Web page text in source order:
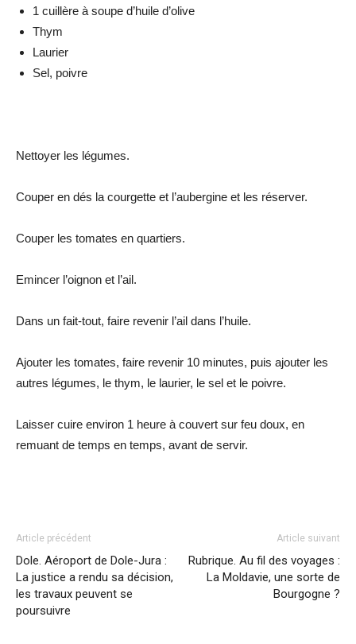
1 cuillère à soupe d’huile d’olive
Thym
Laurier
Sel, poivre
Nettoyer les légumes.
Couper en dés la courgette et l’aubergine et les réserver.
Couper les tomates en quartiers.
Emincer l’oignon et l’ail.
Dans un fait-tout, faire revenir l’ail dans l’huile.
Ajouter les tomates, faire revenir 10 minutes, puis ajouter les
autres légumes, le thym, le laurier, le sel et le poivre.
Laisser cuire environ 1 heure à couvert sur feu doux, en
remuant de temps en temps, avant de servir.
Article précédent
Dole. Aéroport de Dole-Jura :
La justice a rendu sa décision,
les travaux peuvent se
poursuivre
Article suivant
Rubrique. Au fil des voyages :
La Moldavie, une sorte de
Bourgogne ?